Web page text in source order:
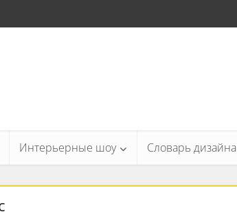
Интерьерные шоу Словарь дизайна